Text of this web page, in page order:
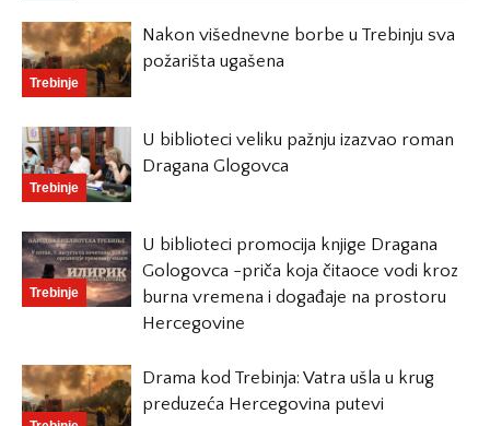
Trebinje
Nakon višednevne borbe u Trebinju sva
požarišta ugašena
Trebinje
U biblioteci veliku pažnju izazvao roman
Dragana Glogovca
Trebinje
U biblioteci promocija knjige Dragana
Gologovca -priča koja čitaoce vodi kroz
burna vremena i događaje na prostoru
Hercegovine
Drama kod Trebinja: Vatra ušla u krug
preduzeća Hercegovina putevi